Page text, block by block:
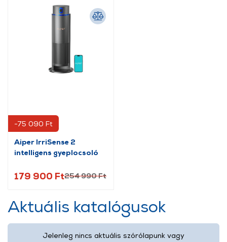
-75 090 Ft
Aiper IrriSense 2
intelligens gyeplocsoló
179 900 Ft254 990 Ft
Aktuális katalógusok
Jelenleg nincs aktuális szórólapunk vagy